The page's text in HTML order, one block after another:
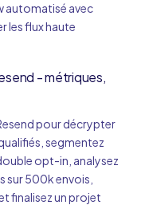
automatisé avec
les flux haute
- métriques,
pour décrypter
segmentez
opt-in, analysez
sur 500k envois,
finalisez un projet